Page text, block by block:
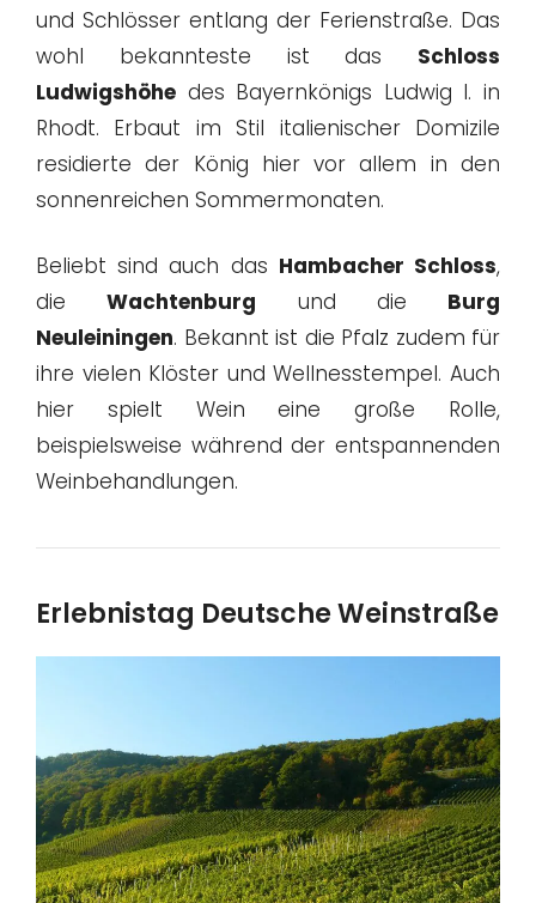
und Schlösser entlang der Ferienstraße. Das
wohl bekannteste ist das Schloss
Ludwigshöhe des Bayernkönigs Ludwig I. in
Rhodt. Erbaut im Stil italienischer Domizile
residierte der König hier vor allem in den
sonnenreichen Sommermonaten.
Beliebt sind auch das Hambacher Schloss,
dieWachtenburg und die Burg
Neuleiningen. Bekannt ist die Pfalz zudem für
ihre vielen Klöster und Wellnesstempel. Auch
hier spielt Wein eine große Rolle,
beispielsweise während der entspannenden
Weinbehandlungen.
Erlebnistag Deutsche Weinstraße